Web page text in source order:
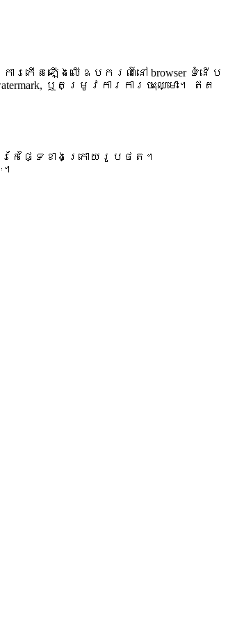
កើតឡើងលើឧបករណ៍នៅ browser ទំនើប
ឬតម្រូវការការចុះឈ្មោះ។ ឥត
ែផ្ទៃខាងក្រោយរូបថត។